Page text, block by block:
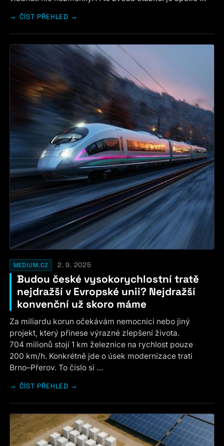
ČÍST PŘEHLED →
MEDIUM.CZ 2. 9. 2025
Budou české vysokorychlostní tratě
nejdražší v Evropské unii? Nejdražší
konvenční už skoro máme
Za miliardu korun očekávám nemocnici nebo jiný
projekt, který přinese výrazné zlepšení života.
704 milionů stojí 1 km železnice na rychlost pouze
200 km/h. Konkrétně jde o úsek modernizace trati
Brno–Přerov. To číslo si …
ČÍST PŘEHLED →